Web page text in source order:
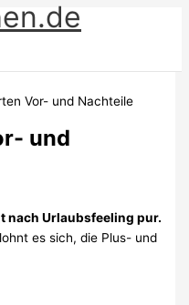
und
nach Urlaubsfeeling pur.
es sich, die Plus- und